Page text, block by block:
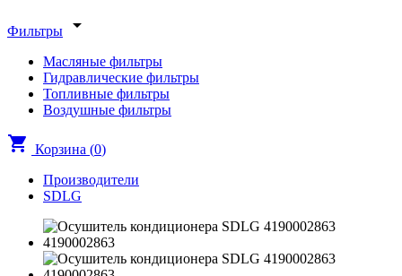
Фильтры arrow_drop_down
Масляные фильтры
Гидравлические фильтры
Топливные фильтры
Воздушные фильтры
shopping_cart Корзина (0)
Производители
SDLG